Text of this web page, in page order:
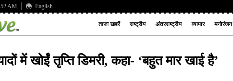
AM English
ताजा खबरें राष्ट्रीय अंतरराष्ट्रीय व्यापार मनोरंजन
में खोईं तृप्ति डिमरी, कहा- ‘बहुत मार खाई है’